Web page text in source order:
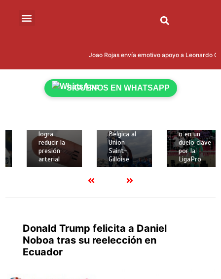
Joao Rojas envía emotivo apoyo a Leonardo
SÍGUENOS EN WHATSAPP
2 mins
logra
reducir la
presión
arterial
de 2026
2 mins
Rodríguez
brilló con
gol y
Bélgica al
Union
Saint-
Gilloise
de 2026
2 mins
Deportiva
Universitari
a de Quito
o en un
duelo clave
por la
LigaPro
Donald Trump felicita a Daniel
Noboa tras su reelección en
Ecuador​